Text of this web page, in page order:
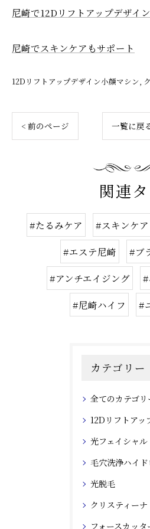
尼崎で12Dリフトアップデザイ
尼崎でスキンケアもサポート
12Dリフトアップデザイン小顔マシン
< 前のページ 一覧に戻
関連
#たるみケア #スキンケア
#エステ尼崎 #ブ
#アンチエイジング
#尼崎ハイフ #
カテゴリー
全てのカテゴリ
12Dリフトアッ
光フェイシャル
毛穴洗浄ハイ
光脱毛
クリスティーナ
フォースカッター